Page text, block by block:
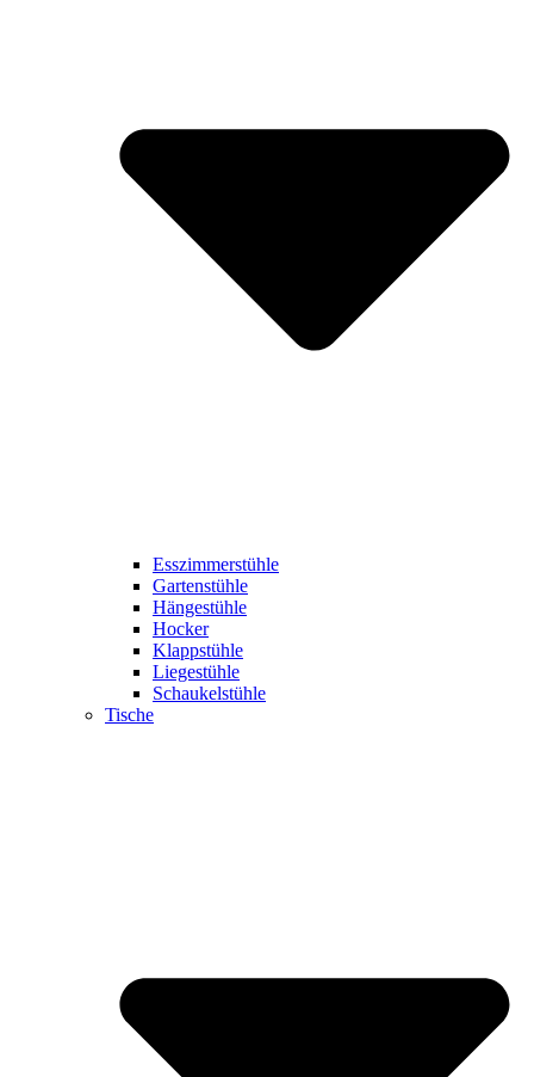
Esszimmerstühle
Gartenstühle
Hängestühle
Hocker
Klappstühle
Liegestühle
Schaukelstühle
Tische